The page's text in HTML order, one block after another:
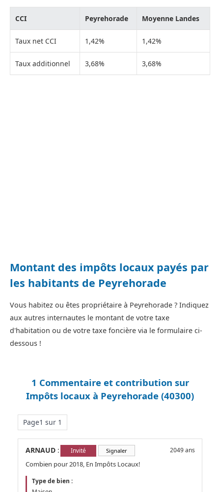
CCI Peyrehorade Moyenne Landes
Taux net CCI 1,42% 1,42%
Taux additionnel 3,68% 3,68%
Montant des impôts locaux payés par
les habitants de Peyrehorade
Vous habitez ou êtes propriétaire à Peyrehorade ? Indiquez
aux autres internautes le montant de votre taxe
d'habitation ou de votre taxe foncière via le formulaire ci-
dessous !
1 Commentaire et contribution sur
Impôts locaux à Peyrehorade (40300)
Page1 sur 1
ARNAUD : Invité Signaler 2049 ans
Combien pour 2018, En Impôts Locaux!
Type de bien :